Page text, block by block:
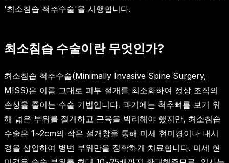
'최소침습 척추수술'을 시행합니다.
최소침습 수술이란 무엇인가?
최소침습 척추수술(Minimally Invasive Spine Surgery,
MISS)은 이름 그대로 피부 절개를 최소화하여 정상 조직의
손상을 줄이는 수술 기법입니다. 과거에는 척추뼈를 보기 위
해 넓은 부위를 절개하고 근육을 박리해야 했지만, 최소침습
수술은 1~2cm의 작은 절개창을 통해 미세 현미경이나 내시
경을 삽입하여 병변 부위만을 정확하게 치료합니다. 미세 현